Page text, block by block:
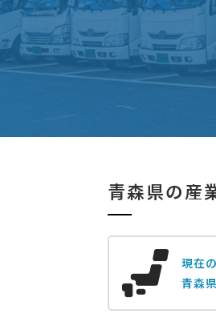
青森県の産
現在
青森